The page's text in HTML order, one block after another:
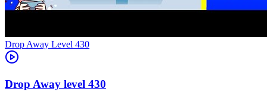
Level 430
430